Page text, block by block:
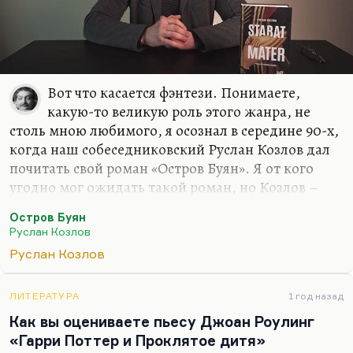
Вот что касается фэнтези. Понимаете,
какую-то великую роль этого жанра, не
столь мною любимого, я осознал в середине 90-х,
когда наш собеседниковский Руслан Козлов дал
почитать свой роман «Остров Буян». Я от кого
угодно мог ожидать такой роман, но Козлов –
редактировал «Смену» ленинградскую, он автор
первой публикации о «Митьках», он и открыл их
как течение. Он был автором первого ответа
принципами». Когда все замерли, думая, что это
произошел поворот в правительстве, а вот Козлов
взял и написал очень резкую и язвительную
Остров Буян
Руслан Козлов
Руслан Козлов
ЛИТЕРАТУРА 1 год назад
Как вы оцениваете пьесу Джоан Роулинг
«Гарри Поттер и Проклятое дитя»